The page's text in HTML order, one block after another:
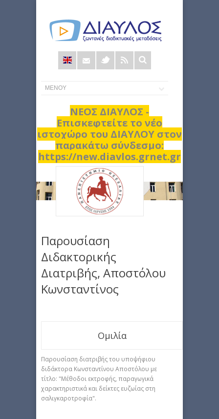
Φόρμα
αναζήτησης
ΝΕΟΣ ΔΙΑΥΛΟΣ -
Επισκεφτείτε το νέο
ιστοχώρο του ΔΙΑΥΛΟΥ στον
παρακάτω σύνδεσμο:
https://new.diavlos.grnet.gr
Παρουσίαση
Διδακτορικής
Διατριβής, Αποστόλου
Κωνσταντίνος
Ομιλία
Παρουσίαση διατριβής του υποψήφιου
διδάκτορα Κωνσταντίνου Αποστόλου με
τίτλο: "Μέθοδοι εκτροφής, παραγωγικά
χαρακτηριστικά και δείκτες ευζωίας στη
σαλιγκαροτροφία".